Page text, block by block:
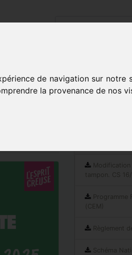
de navigation sur notre
la provenance de nos
Contact
Modification
tampon. CS
Programme
(CEM)
Règlement
Schéma